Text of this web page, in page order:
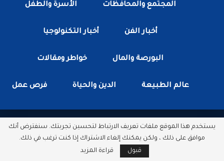
المجتمع والمحافظات الأسرة والطفل
أخبار الفن أخبار التكنولوجيا
البورصة والمال خواطر ومقالات
عالم الطبيعة الدين والحياة فرص عمل
جميع الحقوق محفوظة لدى شبكة أخبار مصر الأن.
مطور بواسطة :سكتور وب
يستخدم هذا الموقع ملفات تعريف الارتباط لتحسين تجربتك. سنفترض أنك
موافق على ذلك ، ولكن يمكنك إلغاء الاشتراك إذا كنت ترغب في ذلك.
قبول
قراءة المزيد